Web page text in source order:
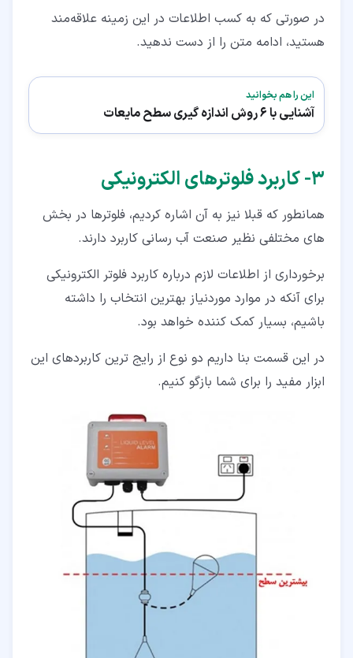
در صورتی که به کسب اطلاعات در این زمینه علاقه‌مند
هستید، ادامه متن را از دست ندهید.
این را هم بخوانید
آشنایی با 6 روش اندازه گیری سطح مایعات
۳‏- کاربرد فلوترهای الکترونیکی
همانطور که قبلا نیز به آن اشاره کردیم، فلوترها در بخش
های مختلفی نظیر صنعت آب رسانی کاربرد دارند.
برخورداری از اطلاعات لازم درباره کاربرد فلوتر الکترونیکی
برای آنکه در موارد موردنیاز بهترین انتخاب را داشته
باشیم، بسیار کمک کننده خواهد بود.
در این قسمت بنا داریم دو نوع از رایج ترین کاربردهای این
ابزار مفید را برای شما بازگو کنیم.